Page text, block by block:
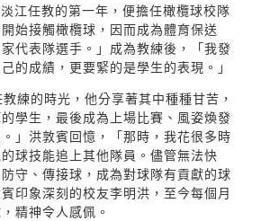
江任教的第一年，便擔任橄欖球校隊
始接觸橄欖球，因而成為體育保送
代表隊選手。」成為教練後，「我發
的成績，更要緊的是學生的表現。」
練的時光，他分享著其中種種甘苦，
的學生，最後成為上場比賽、風姿煥發
」洪敦賓回憶，「那時，我花很多時
球技能追上其他隊員。儘管無法快
守、傳接球，成為對球隊有貢獻的球
印象深刻的校友李明洪，至今每個月
精神令人感佩。